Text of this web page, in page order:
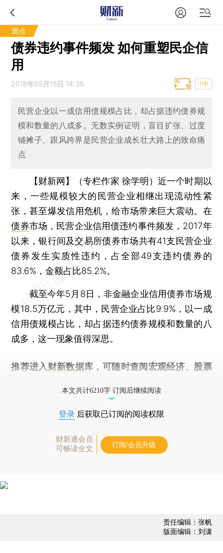
观点
债券违约事件频发 如何重塑民企信
用
2018年05月15日 14:35 T中
民营企业以一成信用债规模占比，却占据违约债券规
模和数量的八成多。无数实例证明，盲目扩张、过度
铺摊子、跟风跨界是民营企业成长壮大路上的致命痛
点
【财新网】（专栏作家 徐学明）近一个时期以
来，一些规模较大的民营企业相继出现流动性紧
张，甚至爆发信用危机，给市场带来巨大震动。在
债券市场，民营企业信用债违约事件频发，2017年
以来，银行间及交易所债券市场共有41支民营企业
债券发生实质性违约，占全部49支违约债券的
83.6%，金额占比85.2%。
截至今年5月8日，非金融企业信用债券市场规
模18.5万亿元，其中，民营企业占比9.9%，以一成
信用债规模占比，却占据违约债券规模和数量的八
成多，这一现象值得深思。
推荐进入 财新数据库 ，可随时查阅宏观经济、股票
本文共计6210字 订阅后继续阅读
登录 后获取已订阅的阅读权限
财新通会员
可畅读全文
订阅/会员升级
责任编辑：张帆
版面编辑：刘潇